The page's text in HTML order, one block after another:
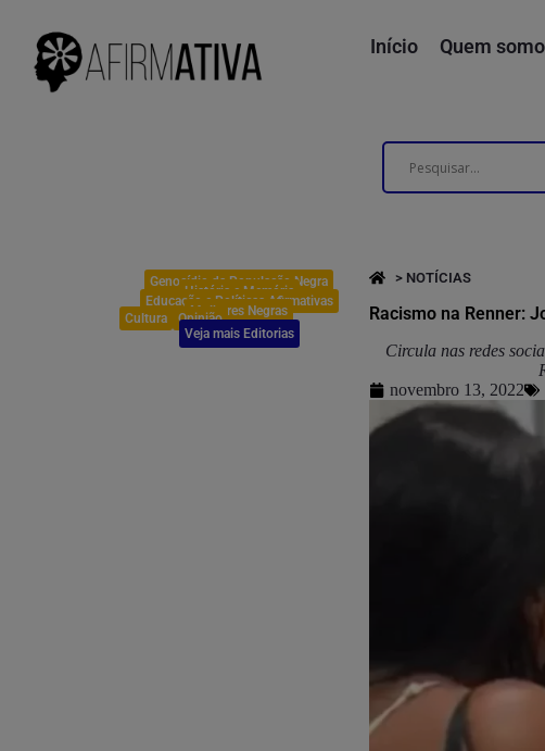
Início Quem
Genocídio da População Negra
História e Memória
Educação e Políticas Afirmativas
Mulheres Negras
Cultura
Opinião
Veja mais Editorias
> NOTÍCIAS
Racismo na Renner:
Circula nas redes
novembro 13, 2022